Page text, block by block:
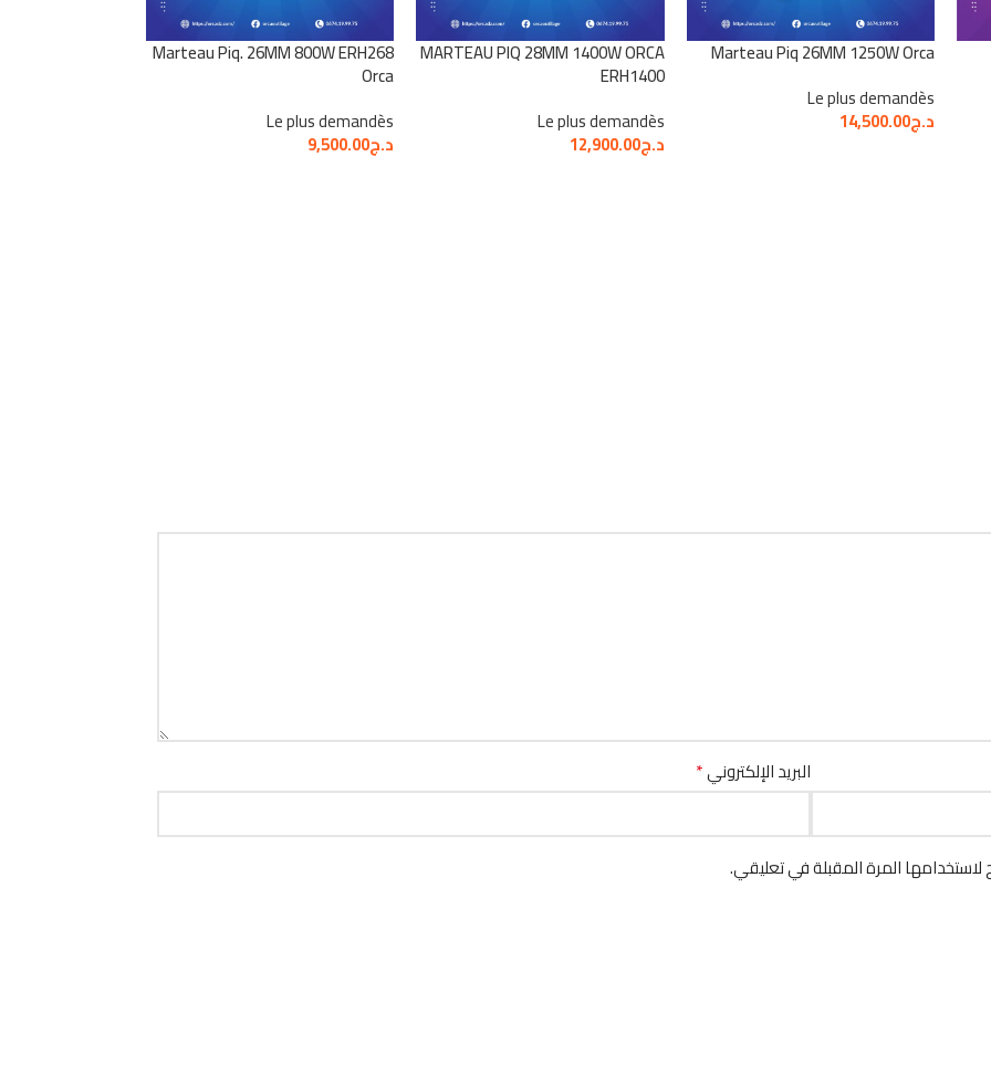
Marteau Piq 26MM 1250W Orca
Le plus demandès
د.ج14,500.00
MARTEAU PIQ 28MM 1400W ORCA
ERH1400
Le plus demandès
د.ج12,900.00
Marteau Piq. 26MM 800W ERH268
Orca
Le plus demandès
د.ج9,500.00
البريد الإلكتروني*
المرة المقبلة في تعليقي.